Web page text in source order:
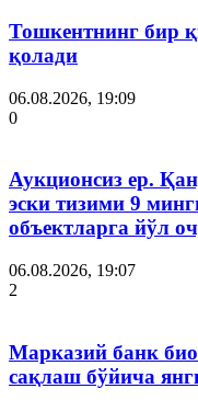
Тошкентнинг бир
қолади
06.08.2026, 19:09
0
Аукционсиз ер.
эски тизими 9
объектларга йўл
06.08.2026, 19:07
2
Марказий банк
сақлаш бўйича